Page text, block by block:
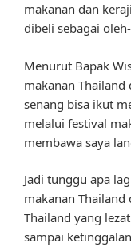
makanan dan
dibeli sebagai
Menurut Bapak
makanan Thailand
senang bisa ikut
melalui festival
membawa saya
Jadi tunggu apa
makanan
Thailand yang
sampai